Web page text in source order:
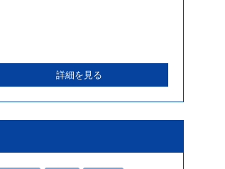
詳細を見る